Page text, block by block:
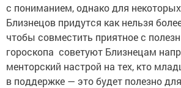
с пониманием, однако для
Близнецов придутся как нельзя
чтобы совместить приятное с
гороскопа советуют Близнецам
менторский настрой на тех, кто
в поддержке — это будет полезно